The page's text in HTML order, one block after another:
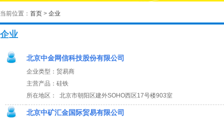
当前位置： 首页 > 企业
企业
北京中金网信科技股份有限公司
企业类型：贸易商
主营产品：硅铁
所在地区： 北京市朝阳区建外SOHO西区17号楼903室
北京中矿汇金国际贸易有限公司